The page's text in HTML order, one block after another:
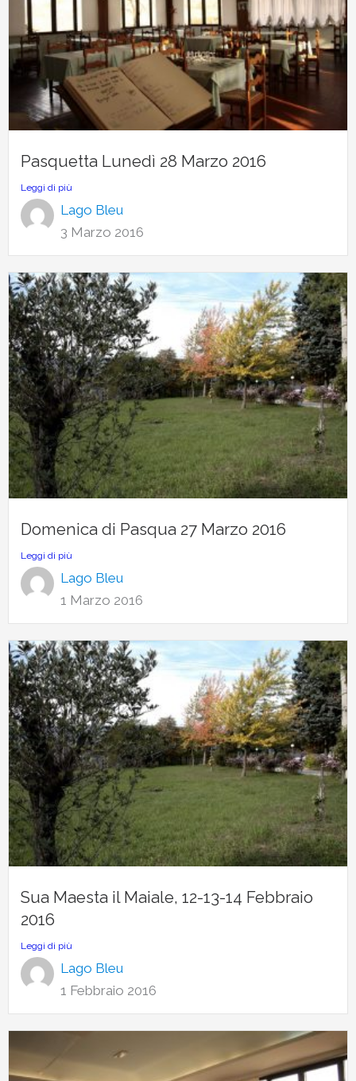
Pasquetta Lunedì 28 Marzo 2016
Leggi di più
Lago Bleu
3 Marzo 2016
Domenica di Pasqua 27 Marzo 2016
Leggi di più
Lago Bleu
1 Marzo 2016
Sua Maesta il Maiale, 12-13-14 Febbraio
2016
Leggi di più
Lago Bleu
1 Febbraio 2016